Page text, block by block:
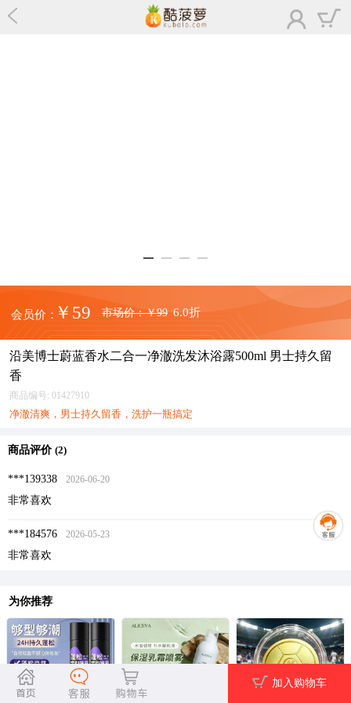
会员价： ￥59 市场价：￥99 6.0折
沿美博士蔚蓝香水二合一净澈洗发沐浴露500ml 男士持久留
香
商品编号: 01427910
净澈清爽，男士持久留香，洗护一瓶搞定
商品评价 (2)
***139338 2026-06-20
非常喜欢
***184576 2026-05-23
非常喜欢
为你推荐
加入购物车